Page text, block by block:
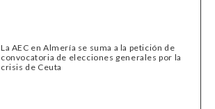
La AEC en Almería se suma a la petición de
convocatoria de elecciones generales por la
crisis de Ceuta